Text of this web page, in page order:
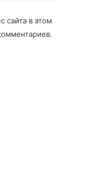
сайта в этом